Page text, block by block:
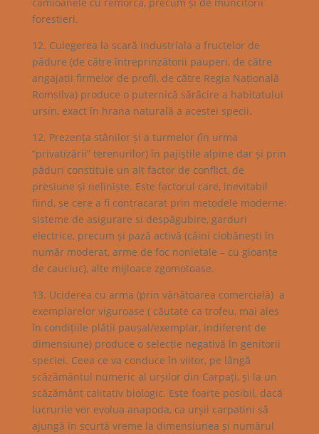
forestieri.
12. Culegerea la scară industriala a fructelor de
pădure (de către întreprinzătorii pauperi, de către
angajații firmelor de profil, de către Regia Națională
Romsilva) produce o puternică sărăcire a habitatului
ursin, exact în hrana naturală a acestei specii.
12. Prezența stânilor și a turmelor (în urma
“privatizării” terenurilor) în pajiștile alpine dar și prin
păduri constituie un alt factor de conflict, de
presiune și neliniște. Este factorul care, inevitabil
fiind, se cere a fi contracarat prin metodele moderne:
sisteme de asigurare si despăgubire, garduri
electrice, precum și pază activă (câini ciobănești în
număr moderat, arme de foc nonletale – cu gloanțe
de cauciuc), alte mijloace zgomotoase.
13. Uciderea cu arma (prin vânătoarea comercială) a
exemplarelor viguroase ( căutate ca trofeu, mai ales
în condițiile plății paușal/exemplar, indiferent de
dimensiune) produce o selecție negativă în genitorii
speciei. Ceea ce va conduce în viitor, pe lângă
scăzământul numeric al urșilor din Carpați, și la un
scăzământ calitativ biologic. Este foarte posibil, dacă
lucrurile vor evolua anapoda, ca urșii carpatini să
ajungă în scurtă vreme la dimensiunea și numărul